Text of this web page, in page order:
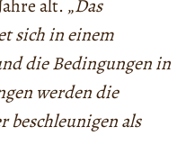
alt. „Das
sich in einem
die Bedingungen in
werden die
beschleunigen als